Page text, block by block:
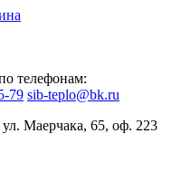
телефонам:
79 sib-teplo@bk.ru
ул. Маерчака, 65, оф. 223